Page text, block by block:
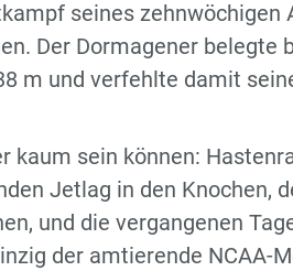
seines zehnwöchigen
Der Dormagener belegte
m und verfehlte damit
kaum sein können:
Jetlag in den Knochen,
und die vergangenen
der amtierende NCAA-